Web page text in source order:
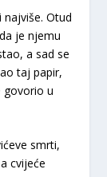
najviše. Otud
je njemu
a sad se
taj papir,
govorio u
smrti,
cvijeće